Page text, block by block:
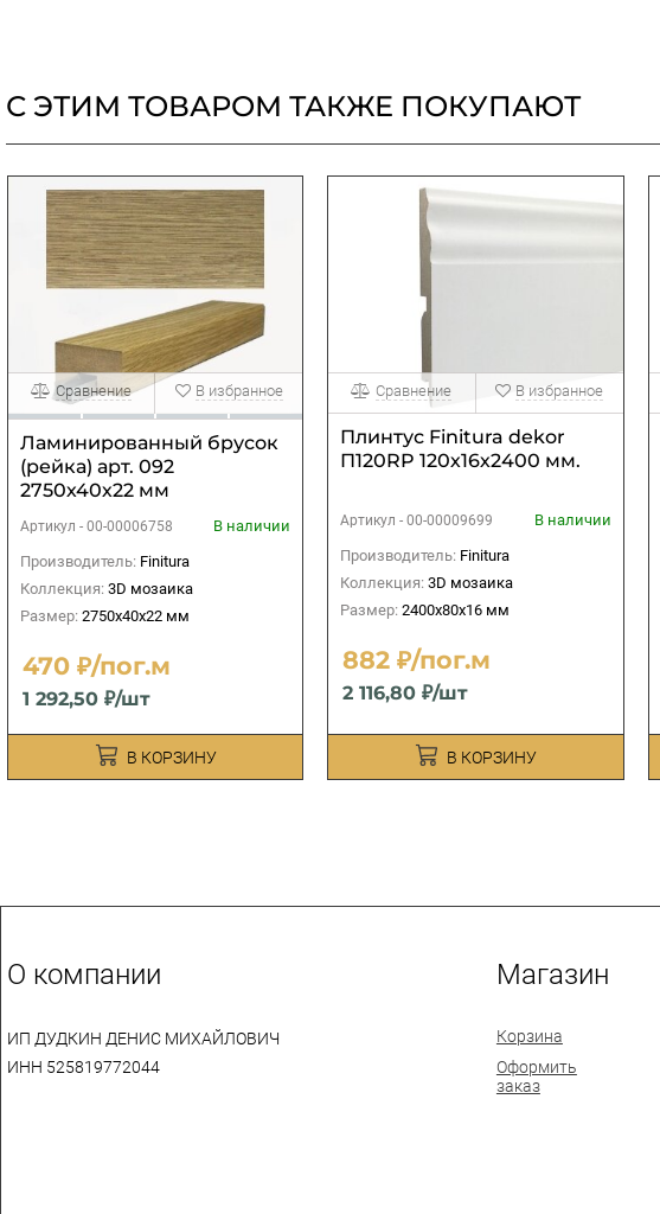
С ЭТИМ ТОВАРОМ ТАКЖЕ ПОКУПАЮТ
Ламинированный брусок
(рейка) арт. 092
2750х40х22 мм
Артикул - 00-00006758
В наличии
Производитель: Finitura
Коллекция: 3D мозаика
Размер: 2750х40х22 мм
470 ₽/пог.м
1 292,50 ₽/шт
В КОРЗИНУ
Сравнение В избранное
Плинтус Finitura dekor
П120RP 120х16х2400 мм.
Артикул -00-00009699
В наличии
Производитель: Finitura
Коллекция: 3D мозаика
Размер: 2400х80х16 мм
882 ₽/пог.м
2 116,80 ₽/шт
В КОРЗИНУ
Сравнение В избранное
О компании
ИП ДУДКИН ДЕНИС МИХАЙЛОВИЧ
ИНН 525819772044
Магазин
Корзина
Оформить
заказ